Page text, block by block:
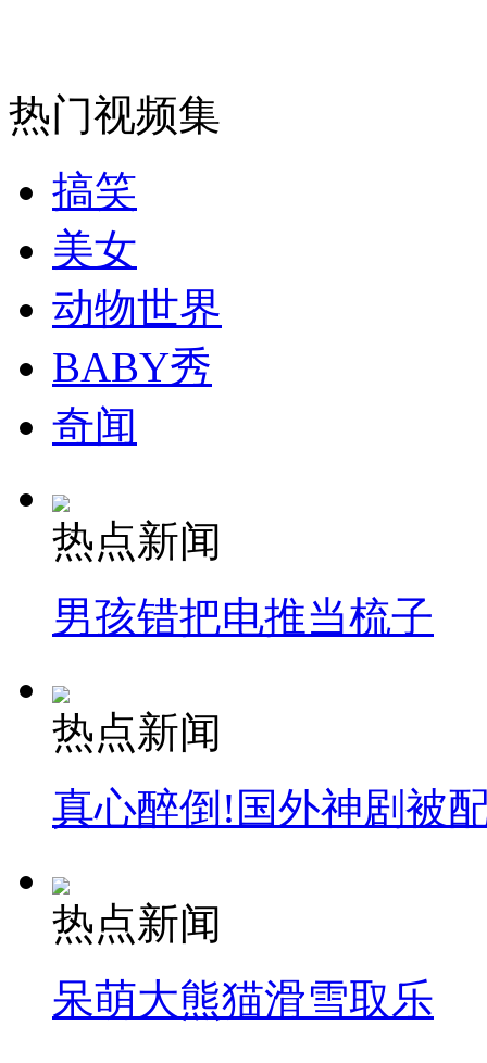
热门视频集
搞笑
美女
动物世界
BABY秀
奇闻
热点新闻
男孩错把电推当梳子
热点新闻
真心醉倒!国外神剧被
热点新闻
呆萌大熊猫滑雪取乐